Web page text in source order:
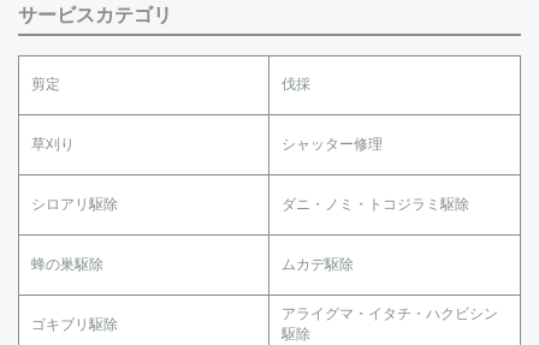
サービスカテゴリ
剪定 伐採
草刈り シャッター修理
シロアリ駆除 ダニ・ノミ・トコジラミ駆除
蜂の巣駆除 ムカデ駆除
ゴキブリ駆除
アライグマ・イタチ・ハクビシン
駆除